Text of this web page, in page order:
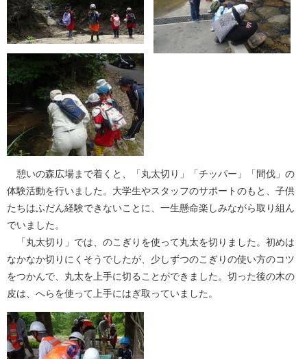
憩いの森広場まで着くと、「丸太切り」「チッパー」「間伐」の
体験活動を行いました。大学生やスタッフのサポートのもと、子供
たちはふだん経験できないことに、一生懸命楽しみながら取り組ん
でいました。
「丸太切り」では、のこぎりを使って丸太を切りました。初めは
なかなか切りにくそうでしたが、少しずつのこぎりの使い方のコツ
をつかんで、丸太を上手に切ることができました。切った後の木の
皮は、へらを使って上手にはぎ取っていました。